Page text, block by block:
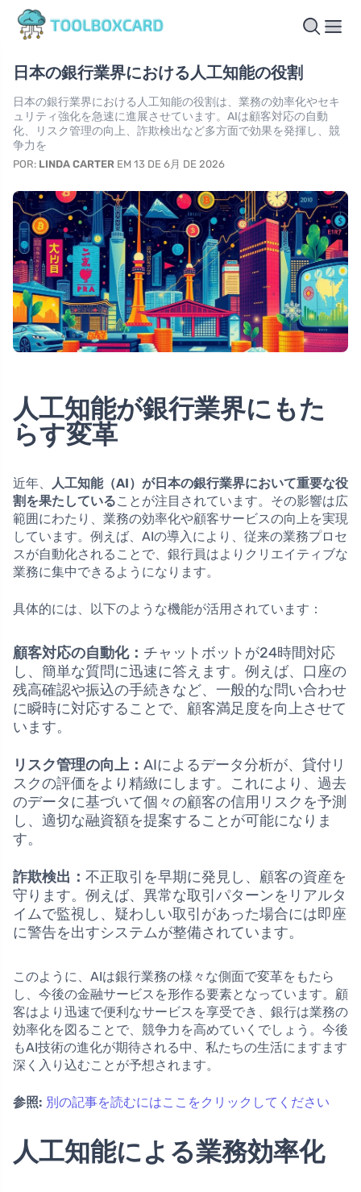
日本の銀行業界における人工知能の役割
日本の銀行業界における人工知能の役割は、業務の効率化やセキ
ュリティ強化を急速に進展させています。AIは顧客対応の自動
化、リスク管理の向上、詐欺検出など多方面で効果を発揮し、競
争力を
POR: LINDA CARTER EM 13 DE 6月 DE 2026
人工知能が銀行業界にもた
らす変革
近年、
人工知能（AI）が日本の銀行業界において重要な役
割を果たしていることが注目されています。その影響は広
範囲にわたり、業務の効率化や顧客サービスの向上を実現
しています。例えば、AIの導入により、従来の業務プロセ
スが自動化されることで、銀行員はよりクリエイティブな
業務に集中できるようになります。
具体的には、以下のような機能が活用されています：
顧客対応の自動化： チャットボットが24時間対応
し、簡単な質問に迅速に答えます。例えば、口座の
残高確認や振込の手続きなど、一般的な問い合わせ
に瞬時に対応することで、顧客満足度を向上させて
います。
リスク管理の向上： AIによるデータ分析が、貸付リ
スクの評価をより精緻にします。これにより、過去
のデータに基づいて個々の顧客の信用リスクを予測
し、適切な融資額を提案することが可能になりま
す。
詐欺検出： 不正取引を早期に発見し、顧客の資産を
守ります。例えば、異常な取引パターンをリアルタ
イムで監視し、疑わしい取引があった場合には即座
に警告を出すシステムが整備されています。
このように、AIは銀行業務の様々な側面で変革をもたら
し、今後の金融サービスを形作る要素となっています。顧
客はより迅速で便利なサービスを享受でき、銀行は業務の
効率化を図ることで、競争力を高めていくでしょう。今後
もAI技術の進化が期待される中、私たちの生活にますます
深く入り込むことが予想されます。
参照: 別の記事を読むにはここをクリックしてください
人工知能による業務効率化